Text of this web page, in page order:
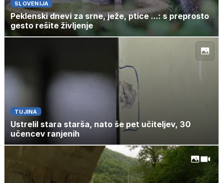
SLOVENIJA
Peklenski dnevi za srne, ježe, ptice ...: s preprosto
gesto rešite življenje
TUJINA
Ustrelil stara starša, nato še pet učiteljev, 30
učencev ranjenih